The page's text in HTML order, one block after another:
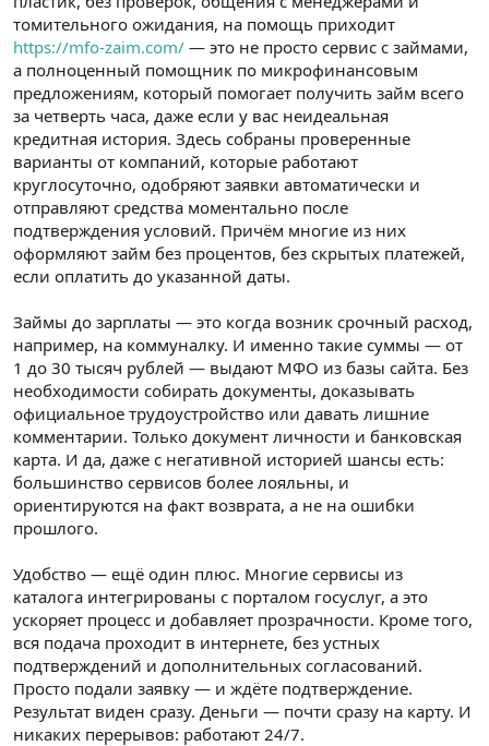
n
i
томительного ожидания, на помощь приходит
https://mfo-zaim.com/ — это не просто сервис с займами,
а полноценный помощник по микрофинансовым
предложениям, который помогает получить займ всего
за четверть часа, даже если у вас неидеальная
кредитная история. Здесь собраны проверенные
варианты от компаний, которые работают
круглосуточно, одобряют заявки автоматически и
отправляют средства моментально после
подтверждения условий. Причём многие из них
оформляют займ без процентов, без скрытых платежей,
если оплатить до указанной даты.
Займы до зарплаты — это когда возник срочный расход,
например, на коммуналку. И именно такие суммы — от
1 до 30 тысяч рублей — выдают МФО из базы сайта. Без
необходимости собирать документы, доказывать
официальное трудоустройство или давать лишние
комментарии. Только документ личности и банковская
карта. И да, даже с негативной историей шансы есть:
большинство сервисов более лояльны, и
ориентируются на факт возврата, а не на ошибки
прошлого.
Удобство — ещё один плюс. Многие сервисы из
каталога интегрированы с порталом госуслуг, а это
ускоряет процесс и добавляет прозрачности. Кроме того,
вся подача проходит в интернете, без устных
подтверждений и дополнительных согласований.
Просто подали заявку — и ждёте подтверждение.
Результат виден сразу. Деньги — почти сразу на карту. И
никаких перерывов: работают 24/7.